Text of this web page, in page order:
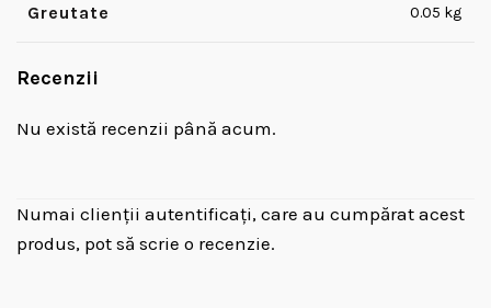
Greutate 0.05 kg
Recenzii
Nu există recenzii până acum.
Numai clienții autentificați, care au cumpărat acest
produs, pot să scrie o recenzie.